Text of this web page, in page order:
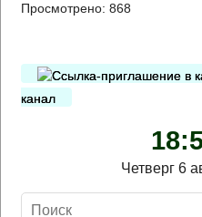
Просмотрено:868
канал
Четверг 6